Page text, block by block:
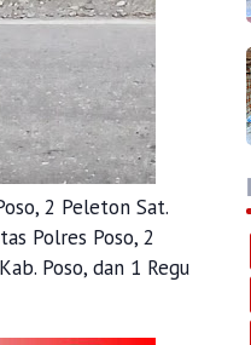
2 Peleton Sat.
Polres Poso, 2
Poso, dan 1 Regu